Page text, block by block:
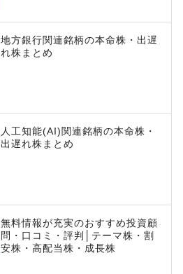
地方銀行関連銘柄の本命株・出遅
れ株まとめ
人工知能(AI)関連銘柄の本命株・
出遅れ株まとめ
無料情報が充実のおすすめ投資顧
問・口コミ・評判│テーマ株・割
安株・高配当株・成長株